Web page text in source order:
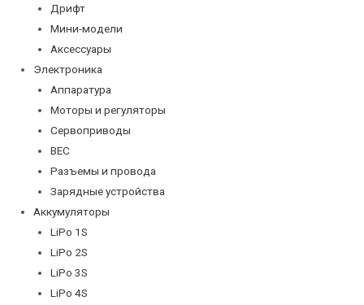
Дрифт
Мини-модели
Аксессуары
Электроника
Аппаратура
Моторы и регуляторы
Сервоприводы
BEC
Разъемы и провода
Зарядные устройства
Аккумуляторы
LiPo 1S
LiPo 2S
LiPo 3S
LiPo 4S